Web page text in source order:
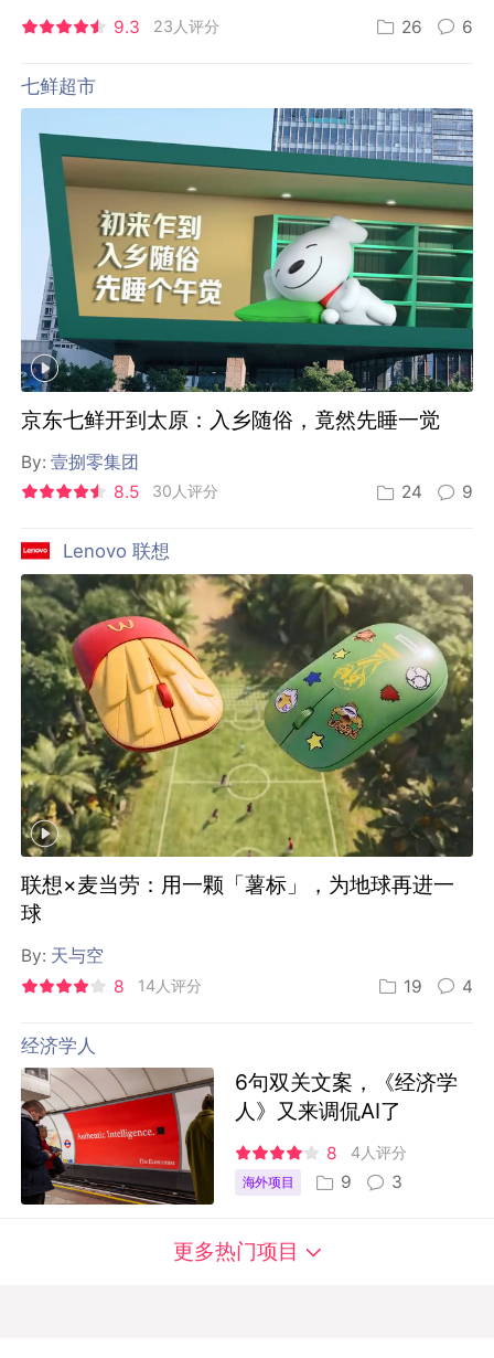
9.3 23人评分 26 6
七鲜超市
京东七鲜开到太原：入乡随俗，竟然先睡一觉
By:壹捌零集团
8.5
30人评分 24 9
Lenovo 联想
联想×麦当劳：用一颗「薯标」，为地球再进一
球
By: 天与空
8
14人评分 19 4
经济学人
6句双关文案，《经济学
人》又来调侃AI了
8 4人评分
海外项目 9 3
更多热门项目